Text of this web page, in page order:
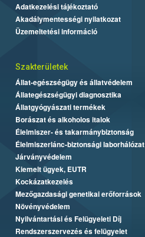
Adatkezelési tájékoztató
Akadálymentességi nyilatkozat
Üzemeltetési információ
Szakterületek
Állat-egészségügy és állatvédelem
Állategészségügyi diagnosztika
Állatgyógyászati termékek
Borászat és alkoholos italok
Élelmiszer- és takarmánybiztonság
Élelmiszerlánc-biztonsági laborhálózat
Járványvédelem
Kiemelt ügyek, EUTR
Kockázatkezelés
Mezőgazdasági genetikai erőforrások
Növényvédelem
Nyilvántartási és Felügyeleti Díj
Rendszerszervezés és felügyelet